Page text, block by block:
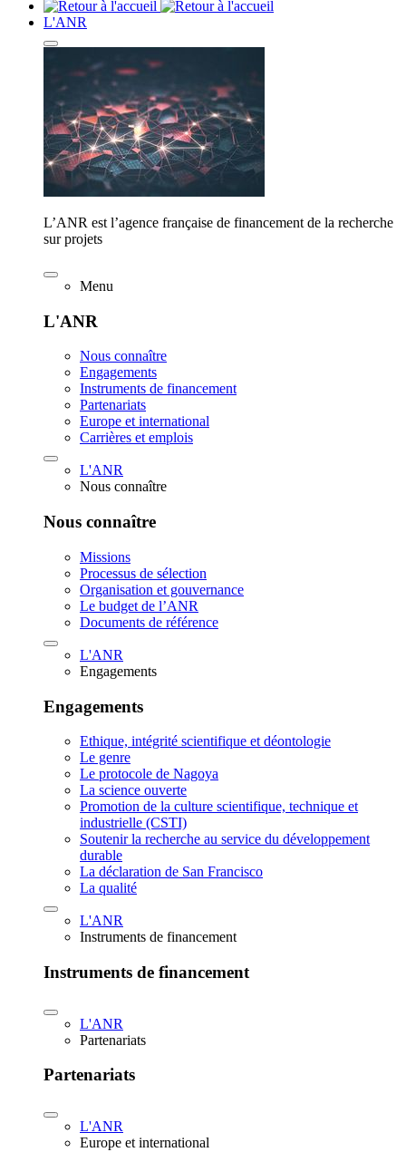
L'ANR
L’ANR est l’agence française de financement de la recherche
sur projets
Menu
L'ANR
Nous connaître
Engagements
Instruments de financement
Partenariats
Europe et international
Carrières et emplois
L'ANR
Nous connaître
Nous connaître
Missions
Processus de sélection
Organisation et gouvernance
Le budget de l’ANR
Documents de référence
L'ANR
Engagements
Engagements
Ethique, intégrité scientifique et déontologie
Le genre
Le protocole de Nagoya
La science ouverte
Promotion de la culture scientifique, technique et
industrielle (CSTI)
Soutenir la recherche au service du développement
durable
La déclaration de San Francisco
La qualité
L'ANR
Instruments de financement
Instruments de financement
L'ANR
Partenariats
Partenariats
L'ANR
Europe et international